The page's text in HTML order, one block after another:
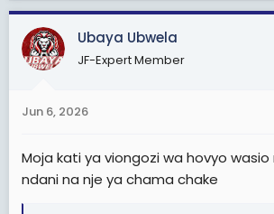
a
c
t
i
s
Ubaya Ubwela
JF-Expert Member
Jun 6, 2026
Moja kati ya viongozi wa hovyo wasio
ndani na nje ya chama chake